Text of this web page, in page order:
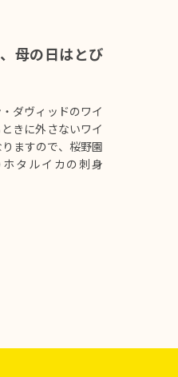
母の日はとび
ダヴィッドのワイ
きに外さないワイ
ますので、桜野園
タルイカの刺身